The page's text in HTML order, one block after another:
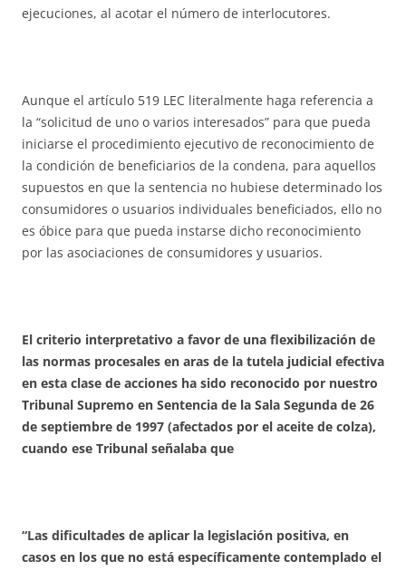
ejecuciones, al acotar el número de interlocutores.
Aunque el artículo 519 LEC literalmente haga referencia a
la “solicitud de uno o varios interesados” para que pueda
iniciarse el procedimiento ejecutivo de reconocimiento de
la condición de beneficiarios de la condena, para aquellos
supuestos en que la sentencia no hubiese determinado los
consumidores o usuarios individuales beneficiados, ello no
es óbice para que pueda instarse dicho reconocimiento
por las asociaciones de consumidores y usuarios.
El criterio interpretativo a favor de una flexibilización de
las normas procesales en aras de la tutela judicial efectiva
en esta clase de acciones ha sido reconocido por nuestro
Tribunal Supremo en Sentencia de la Sala Segunda de 26
de septiembre de 1997 (afectados por el aceite de colza),
cuando ese Tribunal señalaba que
“Las dificultades de aplicar la legislación positiva, en
casos en los que no está específicamente contemplado el